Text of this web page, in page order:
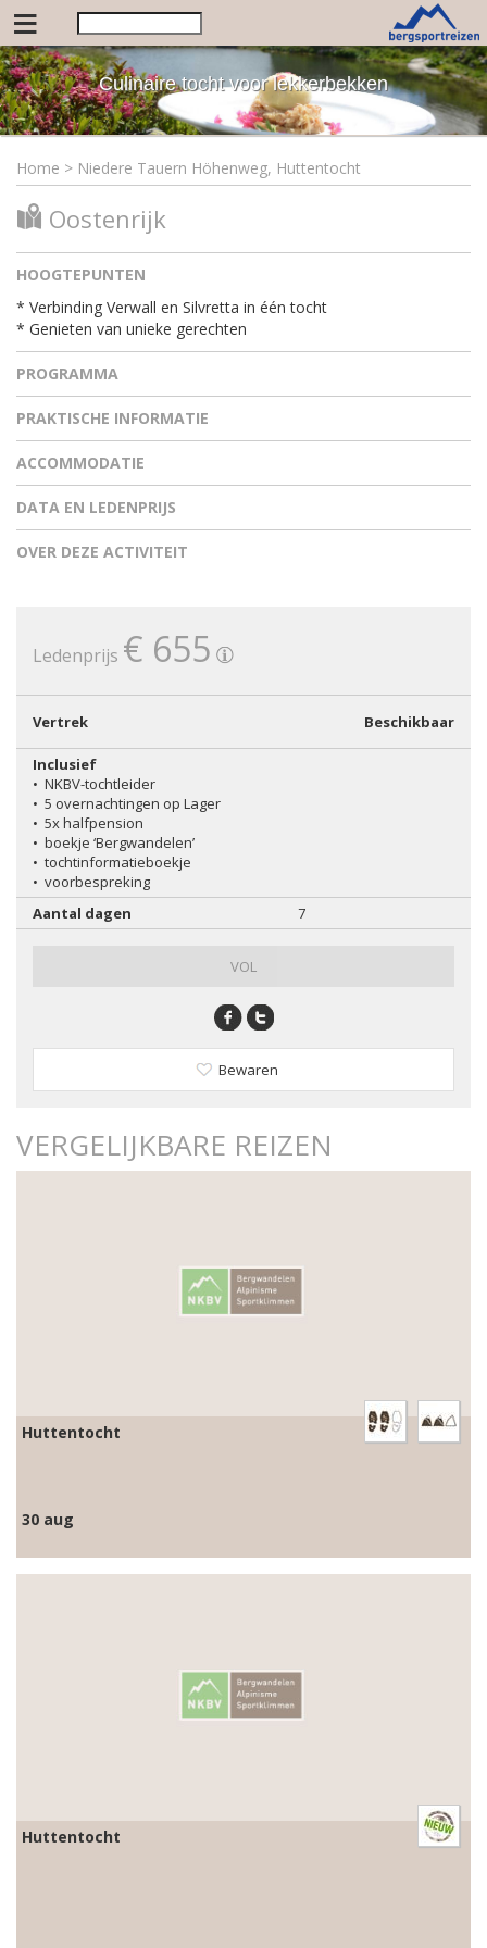
≡
Culinaire tocht voor lekkerbekken
Home > Niedere Tauern Höhenweg, Huttentocht
Oostenrijk
HOOGTEPUNTEN
* Verbinding Verwall en Silvretta in één tocht
* Genieten van unieke gerechten
PROGRAMMA
PRAKTISCHE INFORMATIE
ACCOMMODATIE
DATA EN LEDENPRIJS
OVER DEZE ACTIVITEIT
Ledenprijs € 655
Vertrek Beschikbaar
Inclusief
• NKBV-tochtleider
• 5 overnachtingen op Lager
• 5x halfpension
• boekje ‘Bergwandelen’
• tochtinformatieboekje
• voorbespreking
Aantal dagen
7
VOL
Bewaren
VERGELIJKBARE REIZEN
Huttentocht
30 aug
Huttentocht